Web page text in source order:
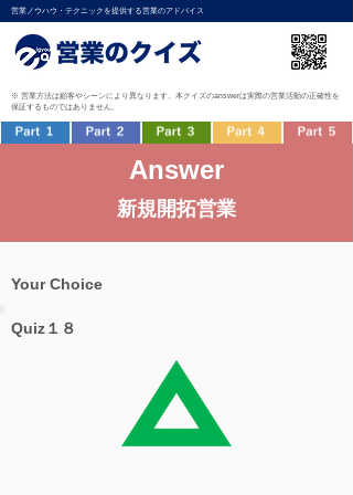
営業ノウハウ・テクニックを提供する営業のアドバイス
※ 営業方法は顧客やシーンにより異なります。本クイズのanswerは実際の営業活動の正確性を
保証するものではありません。
Answer
新規開拓営業
Your Choice
Quiz１８